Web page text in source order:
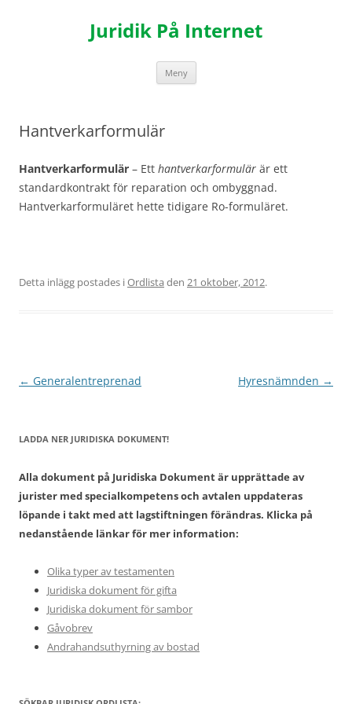
Juridik På Internet
Meny
Hantverkarformulär
Hantverkarformulär – Ett hantverkarformulär är ett
standardkontrakt för reparation och ombyggnad.
Hantverkarformuläret hette tidigare Ro-formuläret.
Detta inlägg postades iOrdlista den 21 oktober, 2012.
Inläggsnavigering
← Generalentreprenad Hyresnämnden →
LADDA NER JURIDISKA DOKUMENT!
Alla dokument på Juridiska Dokument är upprättade av
jurister med specialkompetens och avtalen uppdateras
löpande i takt med att lagstiftningen förändras. Klicka på
nedanstående länkar för mer information:
Olika typer av testamenten
Juridiska dokument för gifta
Juridiska dokument för sambor
Gåvobrev
Andrahandsuthyrning av bostad